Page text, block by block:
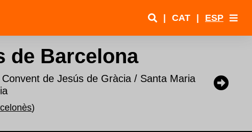
| CAT | ESP
de Barcelona
de Jesús de Gràcia / Santa Maria
)